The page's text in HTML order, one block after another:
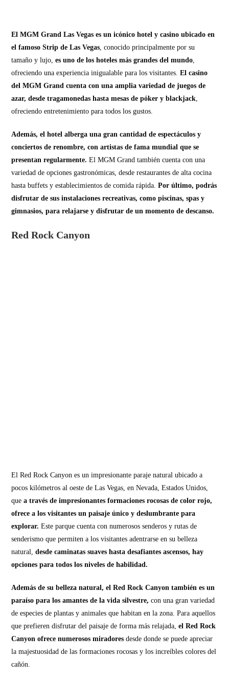
El MGM Grand Las Vegas es un icónico hotel y casino ubicado en
el famoso Strip de Las Vegas, conocido principalmente por su
tamaño y lujo, es uno de los hoteles más grandes del mundo,
ofreciendo una experiencia inigualable para los visitantes.El casino
del MGM Grand cuenta con una amplia variedad de juegos de
azar, desde tragamonedas hasta mesas de póker y blackjack,
ofreciendo entretenimiento para todos los gustos.
Además, el hotel alberga una gran cantidad de espectáculos y
conciertos de renombre, con artistas de fama mundial que se
presentan regularmente. El MGM Grand también cuenta con una
variedad de opciones gastronómicas, desde restaurantes de alta cocina
hasta buffets y establecimientos de comida rápida.Por último, podrás
disfrutar de sus instalaciones recreativas, como piscinas, spas y
gimnasios, para relajarse y disfrutar de un momento de descanso.
Red Rock Canyon
El Red Rock Canyon es un impresionante paraje natural ubicado a
pocos kilómetros al oeste de Las Vegas, en Nevada, Estados Unidos,
quea través de impresionantes formaciones rocosas de color rojo,
ofrece a los visitantes un paisaje único y deslumbrante para
explorar. Este parque cuenta con numerosos senderos y rutas de
senderismo que permiten a los visitantes adentrarse en su belleza
natural,desde caminatas suaves hasta desafiantes ascensos, hay
opciones para todos los niveles de habilidad.
Además de su belleza natural, el Red Rock Canyon también es un
paraíso para los amantes de la vida silvestre, con una gran variedad
de especies de plantas y animales que habitan en la zona. Para aquellos
que prefieren disfrutar del paisaje de forma más relajada,el Red Rock
Canyon ofrece numerosos miradores desde donde se puede apreciar
la majestuosidad de las formaciones rocosas y los increíbles colores del
cañón.